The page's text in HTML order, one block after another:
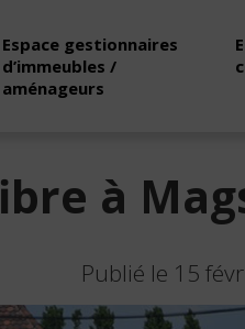
Espace gestionnaires
d’immeubles /
aménageurs
à
Publié le 15